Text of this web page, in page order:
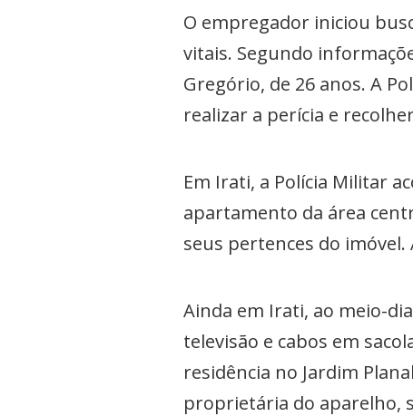
O empregador iniciou
vitais. Segundo
Gregório, de 26 anos. A
realizar a perícia e
Em Irati, a Polícia Militar
apartamento da área
seus pertences do
Ainda em Irati, ao meio-
televisão e cabos em
residência no Jardim
proprietária do aparelho,